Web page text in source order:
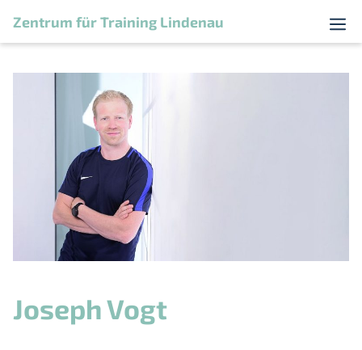
Inhalt
Zentrum für Training Lindenau
Menü
Joseph Vogt